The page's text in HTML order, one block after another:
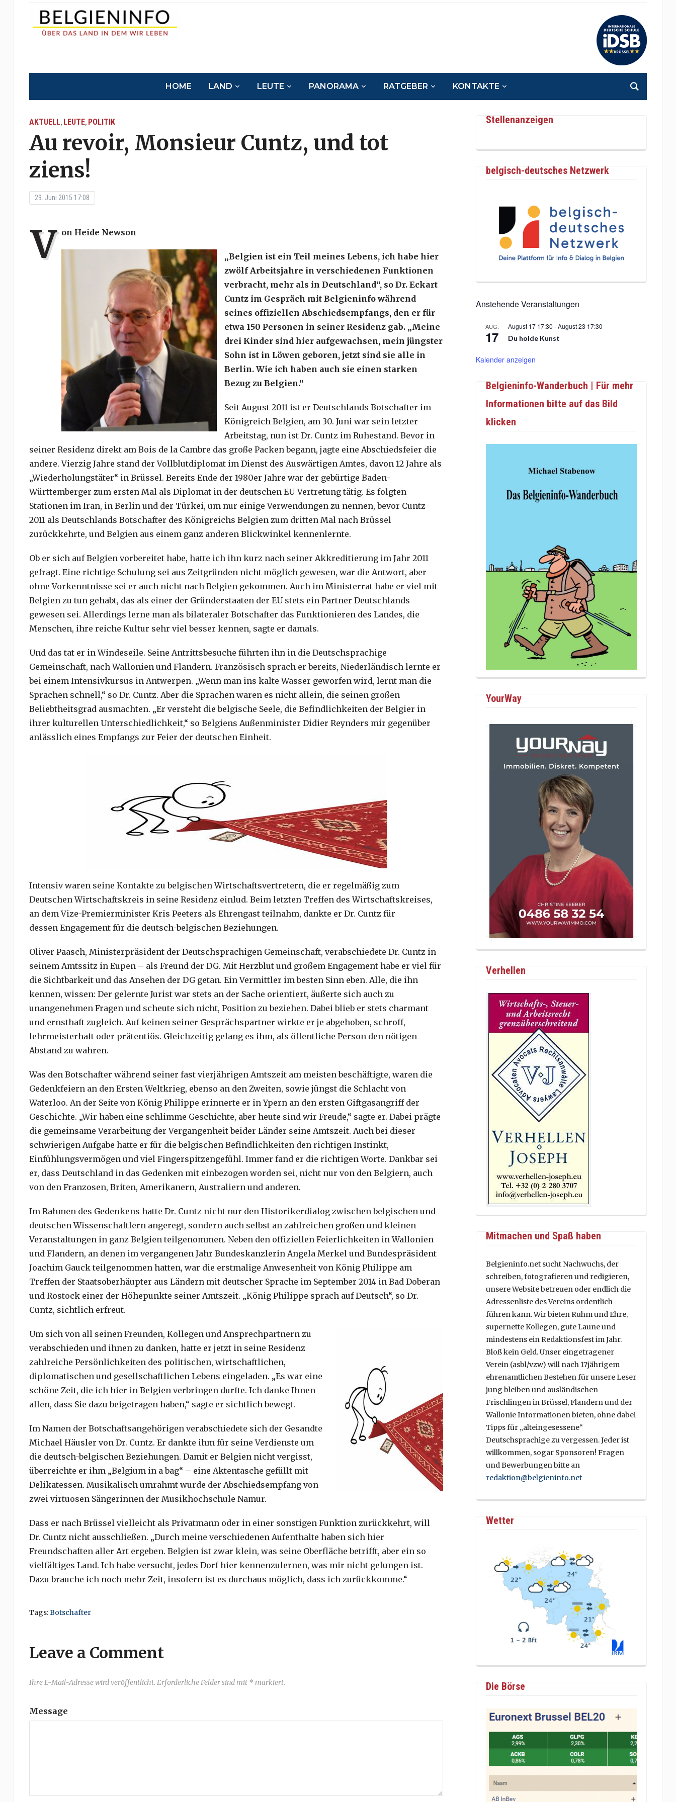
HOME LAND LEUTE PANORAMA RATGEBER KONTAKTE
AKTUELL, LEUTE, POLITIK
Au revoir, Monsieur Cuntz, und tot
ziens!
29. Juni 2015 17:08
V on Heide Newson
„Belgien ist ein Teil meines Lebens, ich habe hier
zwölf Arbeitsjahre in verschiedenen Funktionen
verbracht, mehr als in Deutschland“, so Dr. Eckart
Cuntz im Gespräch mit Belgieninfo während
seines offiziellen Abschiedsempfangs, den er für
etwa 150 Personen in seiner Residenz gab. „Meine
drei Kinder sind hier aufgewachsen, mein jüngster
Sohn ist in Löwen geboren, jetzt sind sie alle in
Berlin. Wie ich haben auch sie einen starken
Bezug zu Belgien.“
Seit August 2011 ist er Deutschlands Botschafter im
Königreich Belgien, am 30. Juni war sein letzter
Arbeitstag, nun ist Dr. Cuntz im Ruhestand. Bevor in
seiner Residenz direkt am Bois de la Cambre das große Packen begann, jagte eine Abschiedsfeier die
andere. Vierzig Jahre stand der Vollblutdiplomat im Dienst des Auswärtigen Amtes, davon 12 Jahre als
„Wiederholungstäter“ in Brüssel. Bereits Ende der 1980er Jahre war der gebürtige Baden-
Württemberger zum ersten Mal als Diplomat in der deutschen EU-Vertretung tätig. Es folgten
Stationen im Iran, in Berlin und der Türkei, um nur einige Verwendungen zu nennen, bevor Cuntz
2011 als Deutschlands Botschafter des Königreichs Belgien zum dritten Mal nach Brüssel
zurückkehrte, und Belgien aus einem ganz anderen Blickwinkel kennenlernte.
Ob er sich auf Belgien vorbereitet habe, hatte ich ihn kurz nach seiner Akkreditierung im Jahr 2011
gefragt. Eine richtige Schulung sei aus Zeitgründen nicht möglich gewesen, war die Antwort, aber
ohne Vorkenntnisse sei er auch nicht nach Belgien gekommen. Auch im Ministerrat habe er viel mit
Belgien zu tun gehabt, das als einer der Gründerstaaten der EU stets ein Partner Deutschlands
gewesen sei. Allerdings lerne man als bilateraler Botschafter das Funktionieren des Landes, die
Menschen, ihre reiche Kultur sehr viel besser kennen, sagte er damals.
Und das tat er in Windeseile. Seine Antrittsbesuche führten ihn in die Deutschsprachige
Gemeinschaft, nach Wallonien und Flandern. Französisch sprach er bereits, Niederländisch lernte er
bei einem Intensivkursus in Antwerpen. „Wenn man ins kalte Wasser geworfen wird, lernt man die
Sprachen schnell,“ so Dr. Cuntz. Aber die Sprachen waren es nicht allein, die seinen großen
Beliebtheitsgrad ausmachten. „Er versteht die belgische Seele, die Befindlichkeiten der Belgier in
ihrer kulturellen Unterschiedlichkeit,“ so Belgiens Außenminister Didier Reynders mir gegenüber
anlässlich eines Empfangs zur Feier der deutschen Einheit.
Intensiv waren seine Kontakte zu belgischen Wirtschaftsvertretern, die er regelmäßig zum
Deutschen Wirtschaftskreis in seine Residenz einlud. Beim letzten Treffen des Wirtschaftskreises,
an dem Vize-Premierminister Kris Peeters als Ehrengast teilnahm, dankte er Dr. Cuntz für
dessen Engagement für die deutsch-belgischen Beziehungen.
Oliver Paasch, Ministerpräsident der Deutschsprachigen Gemeinschaft, verabschiedete Dr. Cuntz in
seinem Amtssitz in Eupen – als Freund der DG. Mit Herzblut und großem Engagement habe er viel für
die Sichtbarkeit und das Ansehen der DG getan. Ein Vermittler im besten Sinn eben. Alle, die ihn
kennen, wissen: Der gelernte Jurist war stets an der Sache orientiert, äußerte sich auch zu
unangenehmen Fragen und scheute sich nicht, Position zu beziehen. Dabei blieb er stets charmant
und ernsthaft zugleich. Auf keinen seiner Gesprächspartner wirkte er je abgehoben, schroff,
lehrmeisterhaft oder prätentiös. Gleichzeitig gelang es ihm, als öffentliche Person den nötigen
Abstand zu wahren.
Was den Botschafter während seiner fast vierjährigen Amtszeit am meisten beschäftigte, waren die
Gedenkfeiern an den Ersten Weltkrieg, ebenso an den Zweiten, sowie jüngst die Schlacht von
Waterloo. An der Seite von König Philippe erinnerte er in Ypern an den ersten Giftgasangriff der
Geschichte. „Wir haben eine schlimme Geschichte, aber heute sind wir Freude,“ sagte er. Dabei prägte
die gemeinsame Verarbeitung der Vergangenheit beider Länder seine Amtszeit. Auch bei dieser
schwierigen Aufgabe hatte er für die belgischen Befindlichkeiten den richtigen Instinkt,
Einfühlungsvermögen und viel Fingerspitzengefühl. Immer fand er die richtigen Worte. Dankbar sei
er, dass Deutschland in das Gedenken mit einbezogen worden sei, nicht nur von den Belgiern, auch
von den Franzosen, Briten, Amerikanern, Australiern und anderen.
Im Rahmen des Gedenkens hatte Dr. Cuntz nicht nur den Historikerdialog zwischen belgischen und
deutschen Wissenschaftlern angeregt, sondern auch selbst an zahlreichen großen und kleinen
Veranstaltungen in ganz Belgien teilgenommen. Neben den offiziellen Feierlichkeiten in Wallonien
und Flandern, an denen im vergangenen Jahr Bundeskanzlerin Angela Merkel und Bundespräsident
Joachim Gauck teilgenommen hatten, war die erstmalige Anwesenheit von König Philippe am
Treffen der Staatsoberhäupter aus Ländern mit deutscher Sprache im September 2014 in Bad Doberan
und Rostock einer der Höhepunkte seiner Amtszeit. „König Philippe sprach auf Deutsch“, so Dr.
Cuntz, sichtlich erfreut.
Um sich von all seinen Freunden, Kollegen und Ansprechpartnern zu
verabschieden und ihnen zu danken, hatte er jetzt in seine Residenz
zahlreiche Persönlichkeiten des politischen, wirtschaftlichen,
diplomatischen und gesellschaftlichen Lebens eingeladen. „Es war eine
schöne Zeit, die ich hier in Belgien verbringen durfte. Ich danke Ihnen
allen, dass Sie dazu beigetragen haben,“ sagte er sichtlich bewegt.
Im Namen der Botschaftsangehörigen verabschiedete sich der Gesandte
Michael Häusler von Dr. Cuntz. Er dankte ihm für seine Verdienste um
die deutsch-belgischen Beziehungen. Damit er Belgien nicht vergisst,
überreichte er ihm „Belgium in a bag“ – eine Aktentasche gefüllt mit
Delikatessen. Musikalisch umrahmt wurde der Abschiedsempfang von
zwei virtuosen Sängerinnen der Musikhochschule Namur.
Dass er nach Brüssel vielleicht als Privatmann oder in einer sonstigen Funktion zurückkehrt, will
Dr. Cuntz nicht ausschließen. „Durch meine verschiedenen Aufenthalte haben sich hier
Freundschaften aller Art ergeben. Belgien ist zwar klein, was seine Oberfläche betrifft, aber ein so
vielfältiges Land. Ich habe versucht, jedes Dorf hier kennenzulernen, was mir nicht gelungen ist.
Dazu brauche ich noch mehr Zeit, insofern ist es durchaus möglich, dass ich zurückkomme.“
Tags:Botschafter
Leave a Comment
Ihre E-Mail-Adresse wird veröffentlicht. Erforderliche Felder sind mit * markiert.
Message
Stellenanzeigen
belgisch-deutsches Netzwerk
Anstehende Veranstaltungen
AUG.
17
August 17 17:30 -August 23 17:30
Du holde Kunst
Kalender anzeigen
Belgieninfo-Wanderbuch | Für mehr
Informationen bitte auf das Bild
klicken
YourWay
Verhellen
Mitmachen und Spaß haben
Belgieninfo.net sucht Nachwuchs, der
schreiben, fotografieren und redigieren,
unsere Website betreuen oder endlich die
Adressenliste des Vereins ordentlich
führen kann. Wir bieten Ruhm und Ehre,
supernette Kollegen, gute Laune und
mindestens ein Redaktionsfest im Jahr.
Bloß kein Geld. Unser eingetragener
Verein (asbl/vzw) will nach 17jährigem
ehrenamtlichen Bestehen für unsere Leser
jung bleiben und ausländischen
Frischlingen in Brüssel, Flandern und der
Wallonie Informationen bieten, ohne dabei
Tipps für „alteingesessene“
Deutschsprachige zu vergessen. Jeder ist
willkommen, sogar Sponsoren! Fragen
und Bewerbungen bitte an
redaktion@belgieninfo.net
Wetter
Die Börse